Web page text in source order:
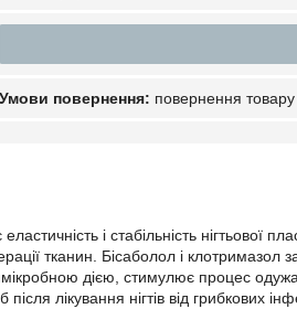
повернення
і стабільність нігтьової
тканин. Бісаболол і клотримазол
дією, стимулює процес
лікування нігтів від грибкових